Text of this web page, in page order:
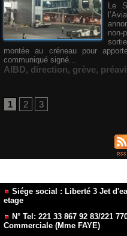
Le
non-
montée au créneau pour
communiqué signé...
AIBD, direction, grève,
1 2 3
Siége social : Liberté 3 Jet
etage
N° Tel: 221 33 867 92 83/221
Commerciale (Mme FAYE)